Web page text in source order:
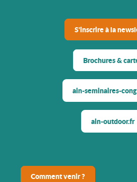
S'inscrire à la
Brochures &
ain-seminaires-
ain-outdoor.fr
Comment venir ?